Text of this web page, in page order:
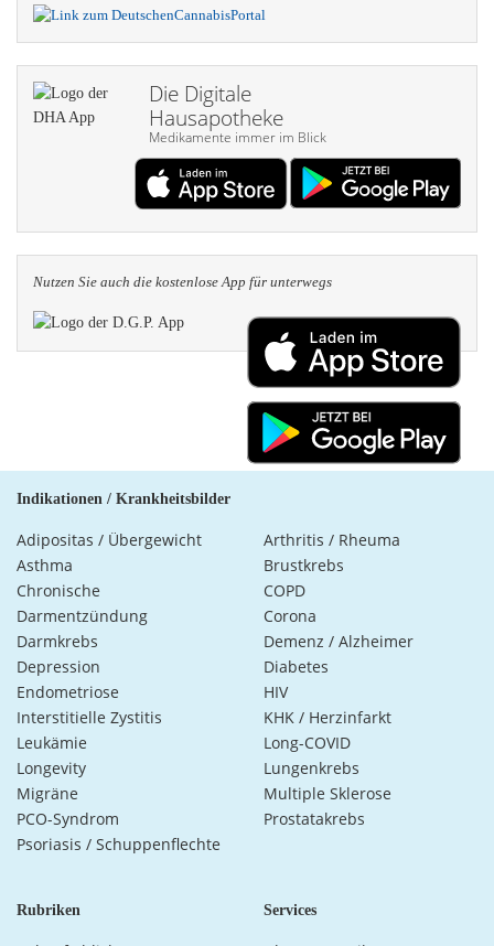
Die Digitale
Hausapotheke
Medikamente immer im Blick
Nutzen Sie auch die kosten­lose App für unterwegs
Indikationen / Krankheitsbilder
Adipositas / Übergewicht
Arthritis / Rheuma
Asthma
Brustkrebs
Chronische
Darmentzündung
COPD
Corona
Darmkrebs
Demenz / Alzheimer
Depression
Diabetes
Endometriose
HIV
Interstitielle Zystitis
KHK / Herzinfarkt
Leukämie
Long-COVID
Longevity
Lungenkrebs
Migräne
Multiple Sklerose
PCO-Syndrom
Prostatakrebs
Psoriasis / Schuppenflechte
Rubriken Services